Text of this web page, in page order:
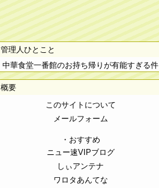
管理人ひとこと
中華食堂一番館のお持ち帰りが有能すぎる件
概要
このサイトについて
メールフォーム
・おすすめ
ニュー速VIPブログ
しぃアンテナ
ワロタあんてな